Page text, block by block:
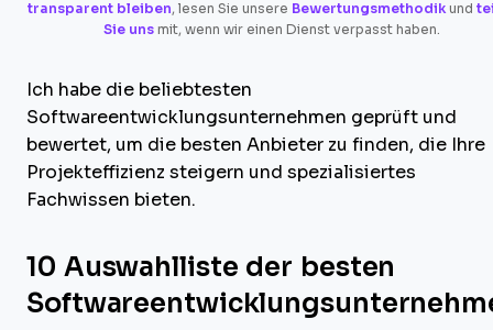
transparent bleiben, lesen Sie unsere Bewertungsmethodikund
Sie uns mit, wenn wir einen Dienst verpasst haben.
Ich habe die beliebtesten
Softwareentwicklungsunternehmen geprüft und
bewertet, um die besten Anbieter zu finden, die Ihre
Projekteffizienz steigern und spezialisiertes
Fachwissen bieten.
10 Auswahlliste der besten